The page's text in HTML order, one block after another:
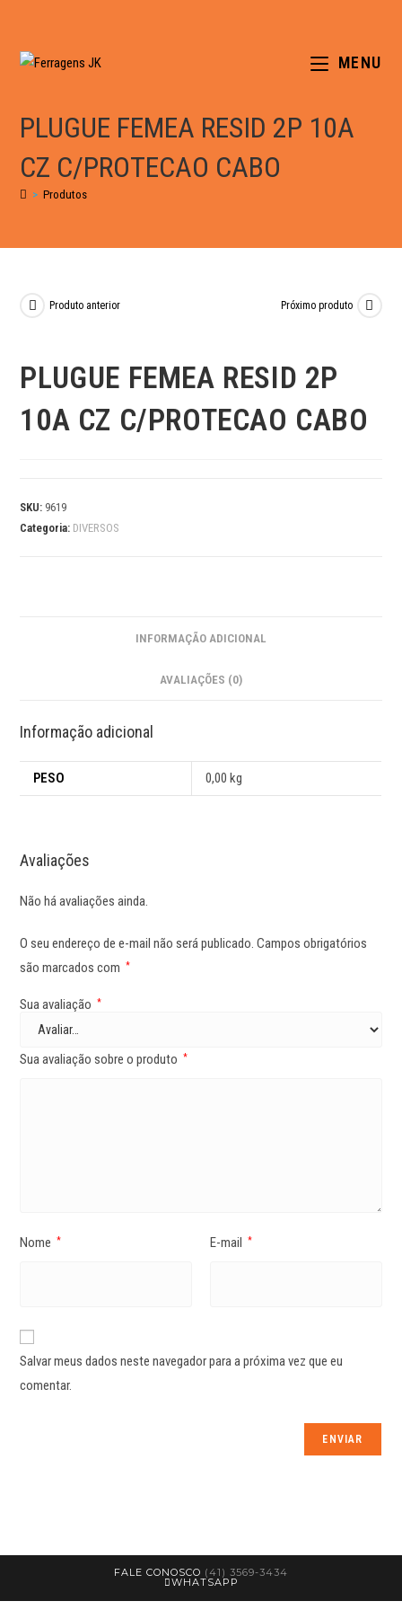
MENU
PLUGUE FEMEA RESID 2P 10A
CZ C/PROTECAO CABO
> Produtos
Produto anterior Próximo produto
PLUGUE FEMEA RESID 2P
10A CZ C/PROTECAO CABO
SKU: 9619
Categoria: DIVERSOS
INFORMAÇÃO ADICIONAL
AVALIAÇÕES (0)
Informação adicional
PESO 0,00 kg
Avaliações
Não há avaliações ainda.
O seu endereço de e-mail não será publicado. Campos obrigatórios
são marcados com
*
Sua avaliação *
Sua avaliação sobre o produto *
Nome * E-mail *
Salvar meus dados neste navegador para a próxima vez que eu
comentar.
FALE CONOSCO (41) 3569-3434
WHATSAPP